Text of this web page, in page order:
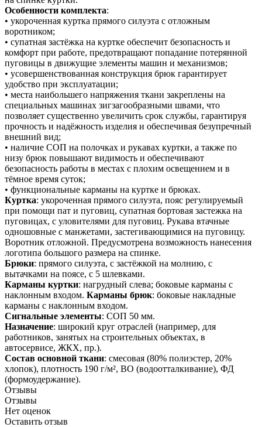
Особенности комплекта:
• укороченная куртка прямого силуэта с отложным
воротником;
• супатная застёжка на куртке обеспечит безопасность и
комфорт при работе, предотвращают попадание потерянной
пуговицы в движущие элементы машин и механизмов;
• усовершенствованная конструкция брюк гарантирует
удобство при эксплуатации;
• места наибольшего напряжения ткани закреплены на
специальных машинах зигзагообразными швами, что
позволяет существенно увеличить срок службы, гарантируя
прочность и надёжность изделия и обеспечивая безупречный
внешний вид;
• наличие СОП на полочках и рукавах куртки, а также по
низу брюк повышают видимость и обеспечивают
безопасность работы в местах с плохим освещением и в
тёмное время суток;
• функциональные карманы на куртке и брюках.
Куртка: укороченная прямого силуэта, пояс регулируемый
при помощи пат и пуговиц, супатная бортовая застежка на
пуговицах, с уловителями для пуговиц. Рукава втачные
одношовные с манжетами, застегивающимися на пуговицу.
Воротник отложной. Предусмотрена возможность нанесения
логотипа большого размера на спинке.
Брюки: прямого силуэта, с застёжкой на молнию, с
вытачками на поясе, с 5 шлевками.
Карманы куртки: нагрудный слева; боковые карманы с
наклонным входом. Карманы брюк: боковые накладные
карманы с наклонным входом.
Сигнальные элементы: СОП 50 мм.
Назначение: широкий круг отраслей (например, для
работников, занятых на строительных объектах, в
автосервисе, ЖКХ, пр.).
Состав основной ткани: смесовая (80% полиэстер, 20%
хлопок), плотность 190 г/м², ВО (водоотталкивание), ФД
(формоудержание).
Отзывы
Отзывы
Нет оценок
Оставить отзыв